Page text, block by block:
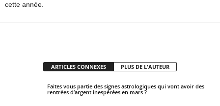
cette année.
ARTICLES CONNEXES PLUS DE L'AUTEUR
Faites vous partie des signes astrologiques qui vont avoir des
rentrées d’argent inespérées en mars ?